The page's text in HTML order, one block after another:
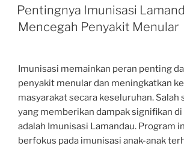
ON
Pentingnya Imunisasi
Mencegah Penyakit Menular
Imunisasi memainkan peran penting
penyakit menular dan meningkatkan
masyarakat secara keseluruhan. Salah
yang memberikan dampak signifikan
adalah Imunisasi Lamandau. Program
berfokus pada imunisasi anak-anak